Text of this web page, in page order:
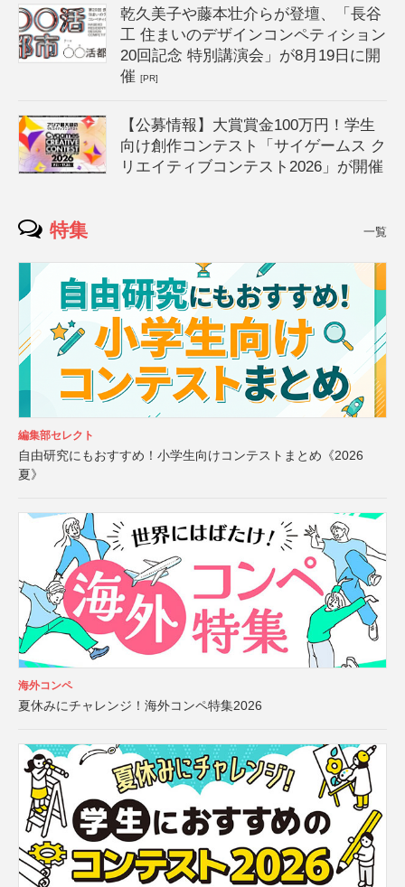
乾久美子や藤本壮介らが登壇、「長谷
工 住まいのデザインコンペティション
20回記念 特別講演会」が8月19日に開
催[PR]
【公募情報】大賞賞金100万円！学生
向け創作コンテスト「サイゲームス ク
リエイティブコンテスト2026」が開催
特集 一覧
編集部セレクト
自由研究にもおすすめ！小学生向けコンテストまとめ《2026
夏》
海外コンペ
夏休みにチャレンジ！海外コンペ特集2026